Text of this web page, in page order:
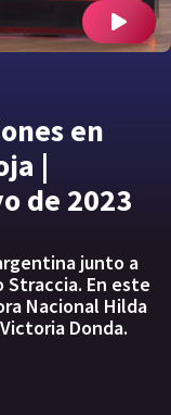
en
|
de 2023
junto a
Straccia. En este
Nacional Hilda
Donda.